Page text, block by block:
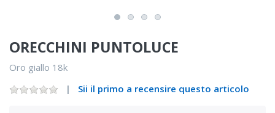
ORECCHINI PUNTOLUCE
Oro giallo 18k
Sii il primo a recensire questo articolo